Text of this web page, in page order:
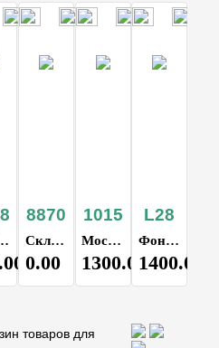
яркость свечения, аккумуляторный, зарядка от USB, в палатку, на дачу
8870
Складной туристический стол
0.00
1015
Москитная палатка сетка/автоматическая противомоскитная ткань 1.5М*2М
1300.00
L28
Фонарь туристический кемпинговый, 6 режимов цвет черный
1400.00
товаров для